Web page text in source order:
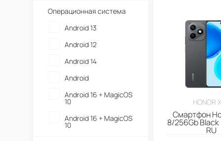
HONOR
Смартфон
8/256Gb
RU
Honor 200 Pro
Honor 200 Lite
Операционная система
Android 13
Android 12
Android 14
Android
Android 16 + MagicOS
10
Android 16 + MagicOS
10